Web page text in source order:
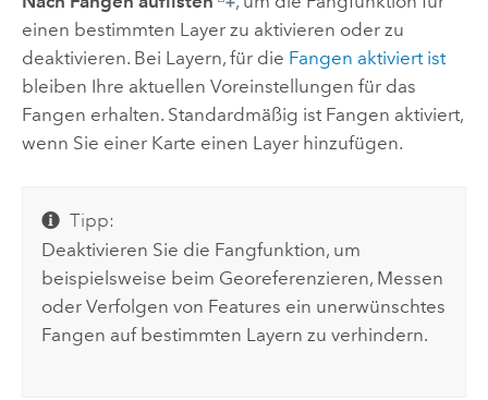
einen bestimmten Layer zu aktivieren oder zu
deaktivieren. Bei Layern, für die Fangen aktiviert ist
bleiben Ihre aktuellen Voreinstellungen für das
Fangen erhalten. Standardmäßig ist Fangen aktiviert,
wenn Sie einer Karte einen Layer hinzufügen.
Tipp:
Deaktivieren Sie die Fangfunktion, um
beispielsweise beim Georeferenzieren, Messen
oder Verfolgen von Features ein unerwünschtes
Fangen auf bestimmten Layern zu verhindern.